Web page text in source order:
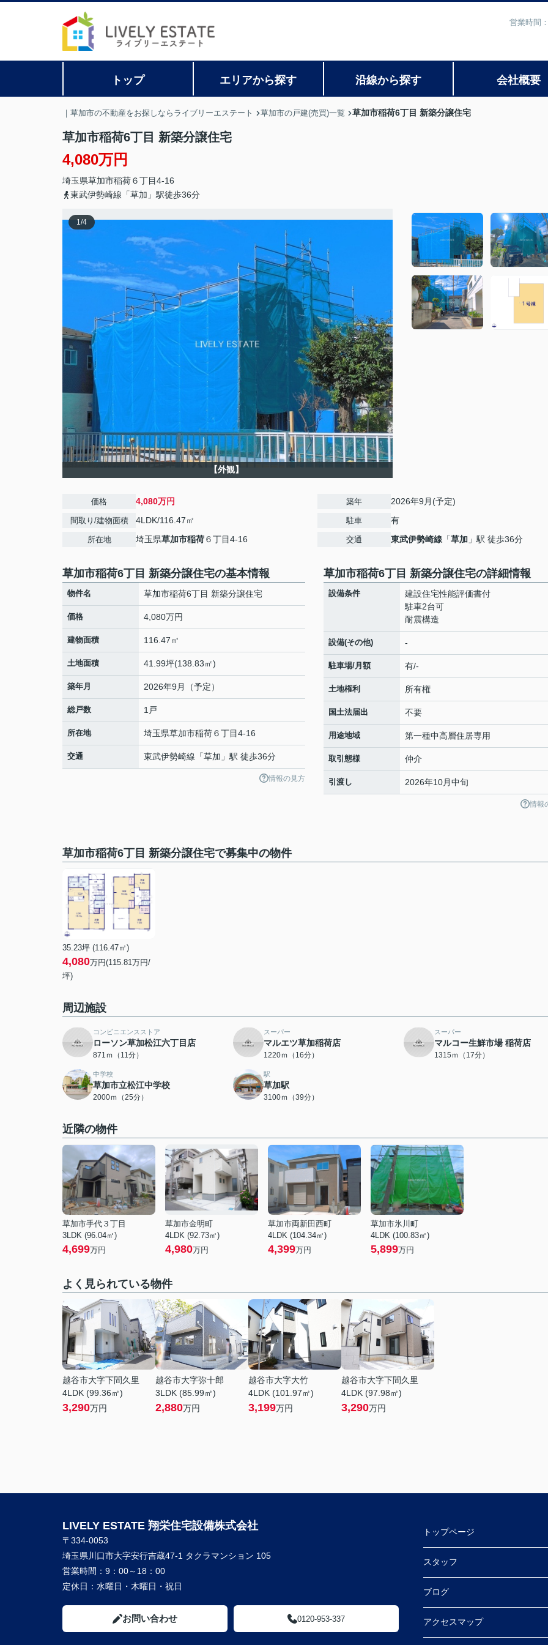
営業時間
トップ エリアから探す 沿線から探す 会社概要
｜草加市の不動産をお探しならライブリーエステート 草加市の戸建(売買)一覧 草加市稲荷6丁目 新築分譲住宅
草加市稲荷6丁目 新築分譲住宅
4,080万円
埼玉県草加市稲荷６丁目4-16
東武伊勢崎線「草加」駅徒歩36分
1/4
【外観】
価格 4,080万円
間取り/建物面積 4LDK/116.47㎡
所在地 埼玉県草加市稲荷６丁目4-16
築年 2026年9月(予定)
駐車 有
交通 東武伊勢崎線 「草加 」駅 徒歩36分
草加市稲荷6丁目 新築分譲住宅の基本情報
物件名 草加市稲荷6丁目 新築分譲住宅
価格 4,080万円
建物面積 116.47㎡
土地面積 41.99坪(138.83㎡)
築年月 2026年9月（予定）
総戸数 1戸
所在地 埼玉県草加市稲荷６丁目4-16
交通 東武伊勢崎線 「草加 」駅 徒歩36分
情報の見方
草加市稲荷6丁目 新築分譲住宅の詳細情報
設備条件
建設住宅性能評価書付
駐車2台可
耐震構造
設備(その他) -
駐車場/月額 有/-
土地権利 所有権
国土法届出 不要
用途地域 第一種中高層住居専用
取引態様 仲介
引渡し 2026年10月中旬
情報
草加市稲荷6丁目 新築分譲住宅で募集中の物件
35.23坪 (116.47㎡)
4,080万円(115.81万円/
坪)
周辺施設
コンビニエンスストア
ローソン草加松江六丁目店
871ｍ（11分）
スーパー
マルエツ草加稲荷店
1220ｍ（16分）
スーパー
マルコー生鮮市場 稲荷店
1315ｍ（17分）
中学校
草加市立松江中学校
2000ｍ（25分）
駅
草加駅
3100ｍ（39分）
近隣の物件
草加市手代３丁目
3LDK (96.04㎡)
4,699万円
草加市金明町
4LDK (92.73㎡)
4,980万円
草加市両新田西町
4LDK (104.34㎡)
4,399万円
草加市氷川町
4LDK (100.83㎡)
5,899万円
よく見られている物件
越谷市大字下間久里
4LDK (99.36㎡)
3,290万円
越谷市大字弥十郎
3LDK (85.99㎡)
2,880万円
越谷市大字大竹
4LDK (101.97㎡)
3,199万円
越谷市大字下間久里
4LDK (97.98㎡)
3,290万円
LIVELY ESTATE 翔栄住宅設備株式会社
〒334-0053
埼玉県川口市大字安行吉蔵47-1 タクラマンション 105
営業時間： 9：00～18：00
定休日： 水曜日・木曜日・祝日
お問い合わせ 0120-953-337
トップページ
スタッフ
ブログ
アクセスマップ